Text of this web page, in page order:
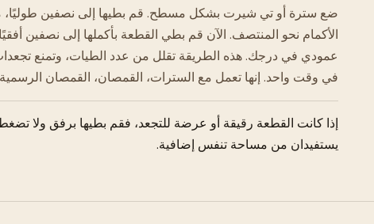
ضع سترة أو تي شيرت بشكل مسطح. قم بطيها إلى نصفين طوليًا،
الأكمام نحو المنتصف. الآن قم بطي القطعة بأكملها إلى نصفين
عمودي في درجك. هذه الطريقة تقلل من عدد الطيات، وتمنع
في وقت واحد. إنها تعمل مع السترات، القمصان، القمصان
إذا كانت القطعة رقيقة أو عرضة للتجعد، فقم بطيها برفق ولا
يستفيدان من مساحة تنفس إضافية.